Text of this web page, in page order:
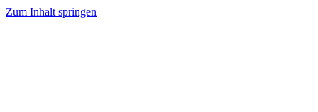
Zum Inhalt springen